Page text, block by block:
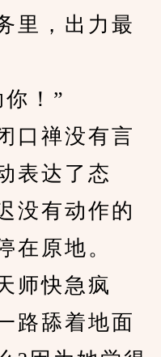
里，出力最
！”
禅没有言
表达了态
没有动作的
在原地。
快急疯
路舔着地面